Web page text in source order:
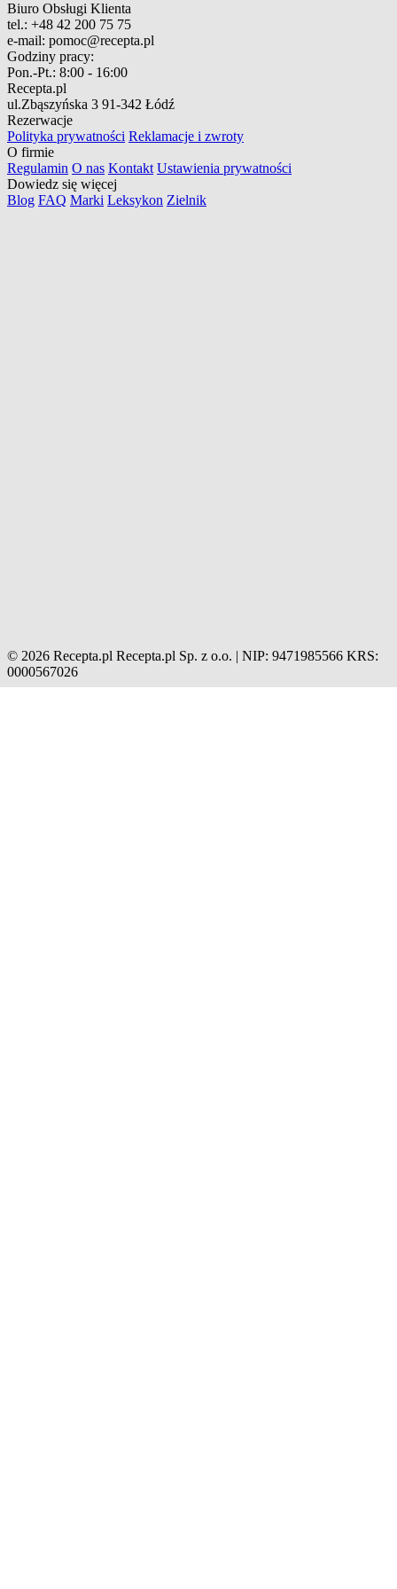
Biuro Obsługi Klienta
tel.: +48 42 200 75 75
e-mail: pomoc@recepta.pl
Godziny pracy:
Pon.-Pt.: 8:00 - 16:00
Recepta.pl
ul.Zbąszyńska 3 91-342 Łódź
Rezerwacje
Polityka prywatności Reklamacje i zwroty
O firmie
Regulamin O nas Kontakt Ustawienia prywatności
Dowiedz się więcej
Blog FAQ Marki Leksykon Zielnik
© 2026 Recepta.pl Recepta.pl Sp. z o.o. | NIP: 9471985566 KRS:
0000567026